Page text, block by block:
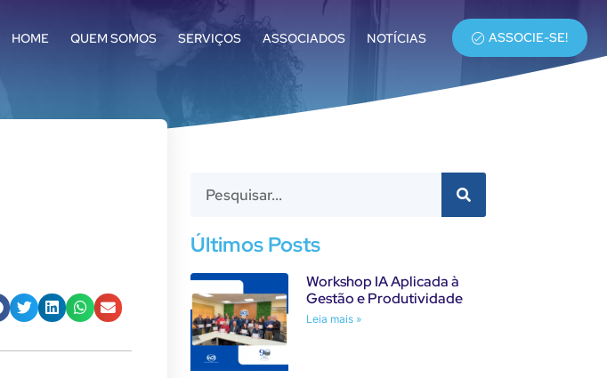
HOME QUEM SOMOS SERVIÇOS ASSOCIADOS NOTÍCIAS ASSOCIE-SE!
Últimos Posts
Workshop IA Aplicada à
Gestão e Produtividade
Leia mais »